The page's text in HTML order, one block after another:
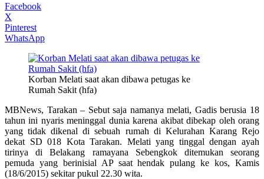
Facebook
X
Pinterest
WhatsApp
Korban Melati saat akan dibawa petugas ke
Rumah Sakit (hfa)
MBNews, Tarakan – Sebut saja namanya melati, Gadis berusia 18
tahun ini nyaris meninggal dunia karena akibat dibekap oleh orang
yang tidak dikenal di sebuah rumah di Kelurahan Karang Rejo
dekat SD 018 Kota Tarakan. Melati yang tinggal dengan ayah
tirinya di Belakang ramayana Sebengkok ditemukan seorang
pemuda yang berinisial AP saat hendak pulang ke kos, Kamis
(18/6/2015) sekitar pukul 22.30 wita.